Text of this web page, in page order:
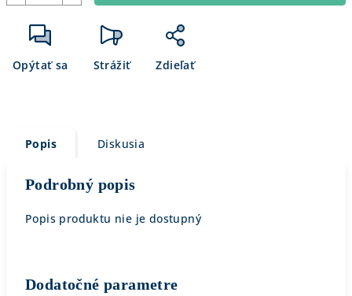
Opýtať sa Strážiť Zdieľať
Popis Diskusia
Podrobný popis
Popis produktu nie je dostupný
Dodatočné parametre